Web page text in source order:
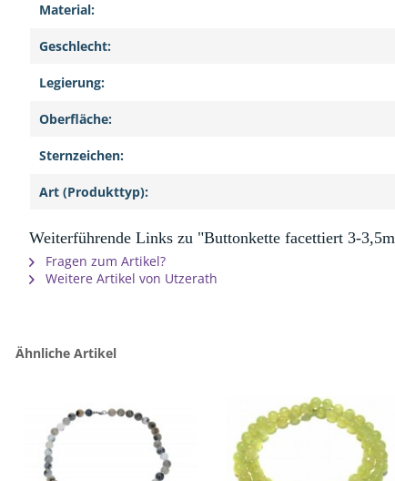
Material:
Geschlecht:
Legierung:
Oberfläche:
Sternzeichen:
Art (Produkttyp):
Weiterführende Links zu "Buttonkette facettiert 3-
Fragen zum Artikel?
Weitere Artikel von Utzerath
Ähnliche Artikel